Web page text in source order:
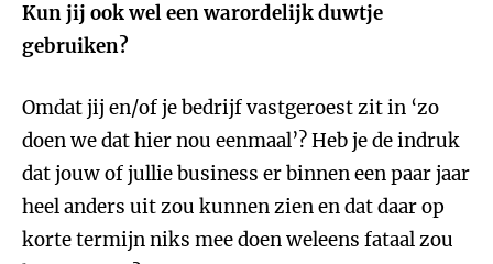
Kun jij ook wel een warordelijk duwtje
gebruiken?
Omdat jij en/of je bedrijf vastgeroest zit in ‘zo
doen we dat hier nou eenmaal’? Heb je de indruk
dat jouw of jullie business er binnen een paar jaar
heel anders uit zou kunnen zien en dat daar op
korte termijn niks mee doen weleens fataal zou